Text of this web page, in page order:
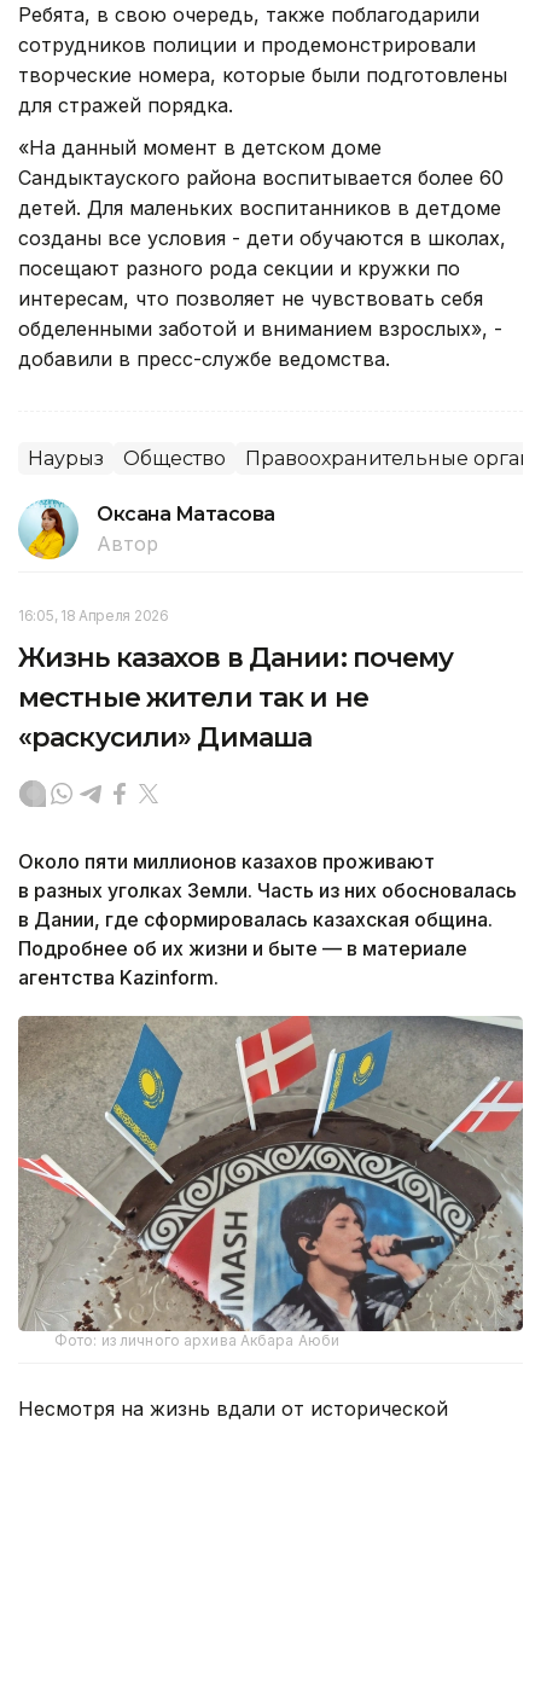
Ребята, в свою очередь, также поблагодарили
сотрудников полиции и продемонстрировали
творческие номера, которые были подготовлены
для стражей порядка.
«На данный момент в детском доме
Сандыктауского района воспитывается более 60
детей. Для маленьких воспитанников в детдоме
созданы все условия - дети обучаются в школах,
посещают разного рода секции и кружки по
интересам, что позволяет не чувствовать себя
обделенными заботой и вниманием взрослых», -
добавили в пресс-службе ведомства.
Наурыз Общество Правоохранительные
Оксана Матасова
Автор
16:05, 18 Апреля 2026
Жизнь казахов в Дании: почему
местные жители так и не
«раскусили» Димаша
Около пяти миллионов казахов проживают
в разных уголках Земли. Часть из них обосновалась
в Дании, где сформировалась казахская община.
Подробнее об их жизни и быте — в материале
агентства Kazinform.
Фото: из личного архива Акбара Аюби
Несмотря на жизнь вдали от исторической